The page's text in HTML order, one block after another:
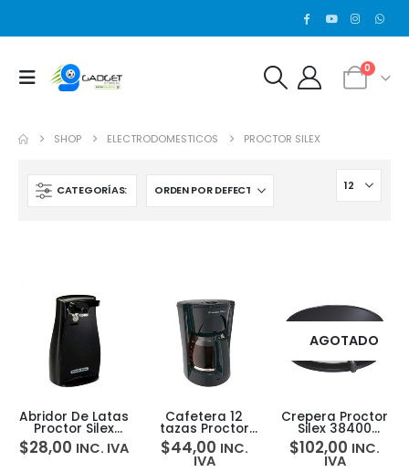
0
SHOP ELECTRODOMESTICOS PROCTOR SILEX
CATEGORÍAS:
Abridor De Latas
Proctor Silex
75217F
$28,00 INC. IVA
Cafetera 12
tazas Proctor
Silex 48524RY
$44,00 INC.
IVA
AGOTADO
Crepera Proctor
Silex 38400
5H0009R
$102,00 INC.
IVA